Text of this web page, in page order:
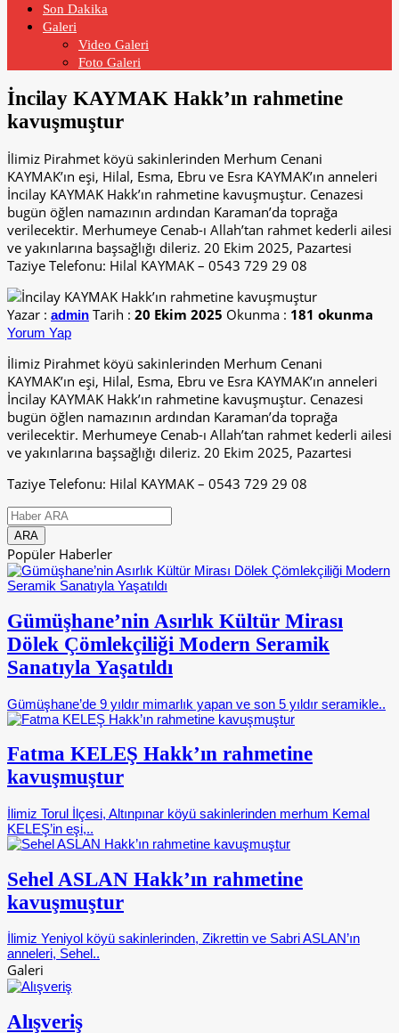
Son Dakika
Galeri
Video Galeri
Foto Galeri
İncilay KAYMAK Hakk’ın rahmetine
kavuşmuştur
İlimiz Pirahmet köyü sakinlerinden Merhum Cenani
KAYMAK’ın eşi, Hilal, Esma, Ebru ve Esra KAYMAK’ın anneleri
İncilay KAYMAK Hakk’ın rahmetine kavuşmuştur. Cenazesi
bugün öğlen namazının ardından Karaman’da toprağa
verilecektir. Merhumeye Cenab-ı Allah’tan rahmet kederli ailesi
ve yakınlarına başsağlığı dileriz. 20 Ekim 2025, Pazartesi
Taziye Telefonu: Hilal KAYMAK – 0543 729 29 08
Yazar : admin Tarih : 20 Ekim 2025 Okunma : 181 okunma
Yorum Yap
İlimiz Pirahmet köyü sakinlerinden Merhum Cenani
KAYMAK’ın eşi, Hilal, Esma, Ebru ve Esra KAYMAK’ın anneleri
İncilay KAYMAK Hakk’ın rahmetine kavuşmuştur. Cenazesi
bugün öğlen namazının ardından Karaman’da toprağa
verilecektir. Merhumeye Cenab-ı Allah’tan rahmet kederli ailesi
ve yakınlarına başsağlığı dileriz. 20 Ekim 2025, Pazartesi
Taziye Telefonu: Hilal KAYMAK – 0543 729 29 08
Popüler Haberler
Gümüşhane’nin Asırlık Kültür Mirası
Dölek Çömlekçiliği Modern Seramik
Sanatıyla Yaşatıldı
Gümüşhane’de 9 yıldır mimarlık yapan ve son 5 yıldır seramikle..
Fatma KELEŞ Hakk’ın rahmetine
kavuşmuştur
İlimiz Torul İlçesi, Altınpınar köyü sakinlerinden merhum Kemal
KELEŞ’in eşi,..
Sehel ASLAN Hakk’ın rahmetine
kavuşmuştur
İlimiz Yeniyol köyü sakinlerinden, Zikrettin ve Sabri ASLAN’ın
anneleri, Sehel..
Galeri
Alışveriş